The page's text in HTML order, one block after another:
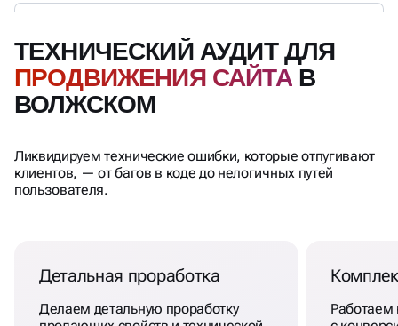
ТЕХНИЧЕСКИЙ АУДИТ ДЛЯ
ПРОДВИЖЕНИЯ САЙТА
Ликвидируем технические ошибки, которые отпугивают
клиентов, — от багов в коде до нелогичных путей
Детальная проработка